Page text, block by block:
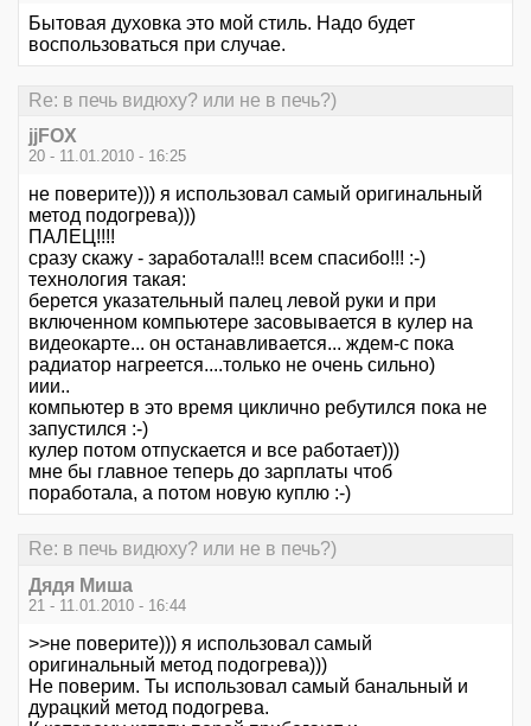
Бытовая духовка это мой стиль. Надо будет
воспользоваться при случае.
Re: в печь видюху? или не в печь?)
jjFOX
20 - 11.01.2010 - 16:25
не поверите))) я использовал самый оригинальный
метод подогрева)))
ПАЛЕЦ!!!!
сразу скажу - заработала!!! всем спасибо!!! :-)
технология такая:
берется указательный палец левой руки и при
включенном компьютере засовывается в кулер на
видеокарте... он останавливается... ждем-с пока
радиатор нагреется....только не очень сильно)
иии..
компьютер в это время циклично ребутился пока не
запустился :-)
кулер потом отпускается и все работает)))
мне бы главное теперь до зарплаты чтоб
поработала, а потом новую куплю :-)
Re: в печь видюху? или не в печь?)
Дядя Миша
21 - 11.01.2010 - 16:44
>>не поверите))) я использовал самый
оригинальный метод подогрева)))
Не поверим. Ты использовал самый банальный и
дурацкий метод подогрева.